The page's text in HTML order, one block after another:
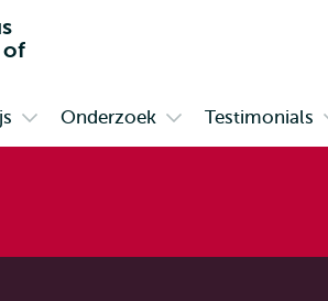
of
Onderzoek Testimonials